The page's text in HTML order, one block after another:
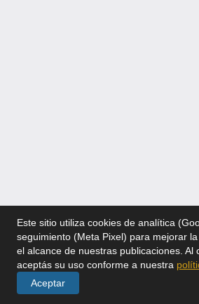
Este sitio utiliza cookies de analítica
seguimiento (Meta Pixel) para mejorar
el alcance de nuestras publicaciones. Al
aceptás su uso conforme a nuestra
Aceptar